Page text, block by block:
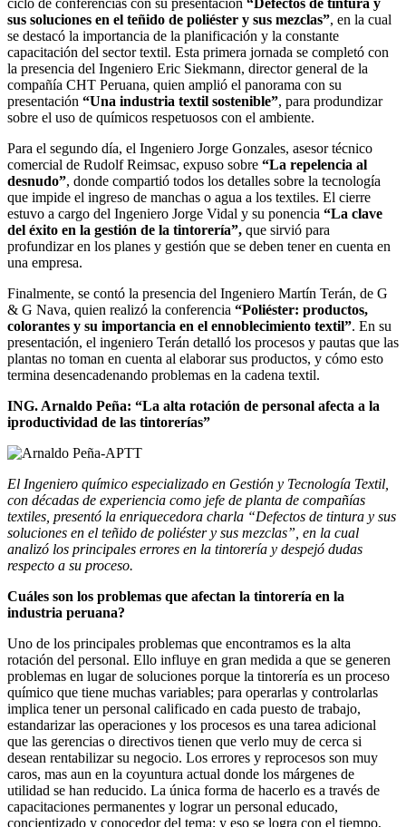
sus soluciones en el teñido de poliéster y sus mezclas”, en la cual
se destacó la importancia de la planificación y la constante
capacitación del sector textil. Esta primera jornada se completó con
la presencia del Ingeniero Eric Siekmann, director general de la
compañía CHT Peruana, quien amplió el panorama con su
presentación “Una industria textil sostenible”, para produndizar
sobre el uso de químicos respetuosos con el ambiente.
Para el segundo día, el Ingeniero Jorge Gonzales, asesor técnico
comercial de Rudolf Reimsac, expuso sobre “La repelencia al
desnudo”, donde compartió todos los detalles sobre la tecnología
que impide el ingreso de manchas o agua a los textiles. El cierre
estuvo a cargo del Ingeniero Jorge Vidal y su ponencia “La clave
del éxito en la gestión de la tintorería”, que sirvió para
profundizar en los planes y gestión que se deben tener en cuenta en
una empresa.
Finalmente, se contó la presencia del Ingeniero Martín Terán, de G
& G Nava, quien realizó la conferencia “Poliéster: productos,
colorantes y su importancia en el ennoblecimiento textil”. En su
presentación, el ingeniero Terán detalló los procesos y pautas que las
plantas no toman en cuenta al elaborar sus productos, y cómo esto
termina desencadenando problemas en la cadena textil.
ING. Arnaldo Peña: “La alta rotación de personal afecta a la
iproductividad de las tintorerías”
El Ingeniero químico especializado en Gestión y Tecnología Textil,
con décadas de experiencia como jefe de planta de compañías
textiles, presentó la enriquecedora charla “Defectos de tintura y sus
soluciones en el teñido de poliéster y sus mezclas”, en la cual
analizó los principales errores en la tintorería y despejó dudas
respecto a su proceso.
Cuáles son los problemas que afectan la tintorería en la
industria peruana?
Uno de los principales problemas que encontramos es la alta
rotación del personal. Ello influye en gran medida a que se generen
problemas en lugar de soluciones porque la tintorería es un proceso
químico que tiene muchas variables; para operarlas y controlarlas
implica tener un personal calificado en cada puesto de trabajo,
estandarizar las operaciones y los procesos es una tarea adicional
que las gerencias o directivos tienen que verlo muy de cerca si
desean rentabilizar su negocio. Los errores y reprocesos son muy
caros, mas aun en la coyuntura actual donde los márgenes de
utilidad se han reducido. La única forma de hacerlo es a través de
capacitaciones permanentes y lograr un personal educado,
concientizado y conocedor del tema; y eso se logra con el tiempo,